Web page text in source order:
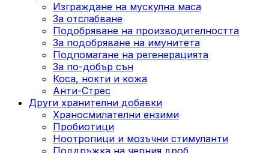
Изграждане на мускулна маса
За отслабване
Подобряване на производителността
За подобряване на имунитета
Подпомагане на регенерацията
За по-добър сън
Коса, нокти и кожа
Анти-Стрес
Други хранителни добавки
Храносмилателни ензими
Пробиотици
Ноотропици и мозъчни стимуланти
Поддръжка на черния дроб